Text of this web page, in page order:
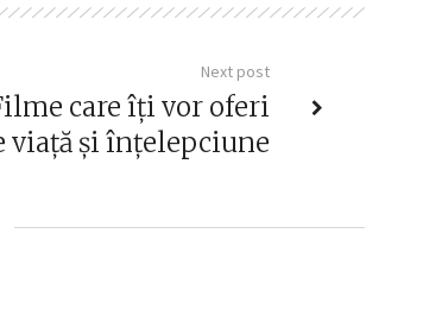
Next post
care îți vor oferi
viață și înțelepciune